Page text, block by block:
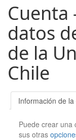
Cuenta
datos
de la
Chile
Información de la
Puede crear una
sus otras